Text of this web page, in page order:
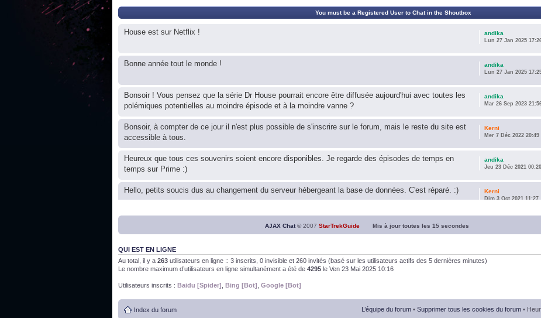
You must be a Registered User to Chat in the Shoutbox
House est sur Netflix ! andika
Lun 27 Jan 2025
Bonne année tout le monde ! andika
Lun 27 Jan 2025
Bonsoir ! Vous pensez que la série Dr House pourrait encore être diffusée aujourd'hui avec toutes les
polémiques potentielles au moindre épisode et à la moindre vanne ?
andika
Mar 26 Sep 2023
Bonsoir, à compter de ce jour il n'est plus possible de s'inscrire sur le forum, mais le reste du site est
accessible à tous.
Kerni
Mer 7 Déc 2022 20:49
Heureux que tous ces souvenirs soient encore disponibles. Je regarde des épisodes de temps en
temps sur Prime :)
andika
Jeu 23 Déc 2021 00:20
Hello, petits soucis dus au changement du serveur hébergeant la base de données. C'est réparé. :) Kerni
Dim 3 Oct 2021 11:27
Bon, 2020, ça n'a pas trop marché. JE vous souhaite une année 2021 plus belle que 2020 !
J'ai l'impression que nous n'avons pas fait les survivor des épisodes issus des saisons 6; 7 et 8 ! andika
Dim 26 Avr 2020 14:19
Bonne année 2020 !
AJAX Chat© 2007 StarTrekGuide Mis à jour toutes les 15 secondes
QUI EST EN LIGNE
Au total, il y a 263 utilisateurs en ligne :: 3 inscrits, 0 invisible et 260 invités (basé sur les utilisateurs actifs des 5 dernières minutes)
Le nombre maximum d’utilisateurs en ligne simultanément a été de 4295 le Ven 23 Mai 2025 10:16
Utilisateurs inscrits : Baidu [Spider] Bing [Bot] Google [Bot]
Index du forum L’équipe du forum • Supprimer tous les cookies du forum •